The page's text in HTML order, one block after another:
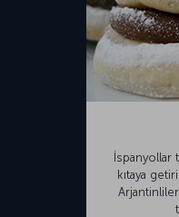
İspanyollar
kıtaya